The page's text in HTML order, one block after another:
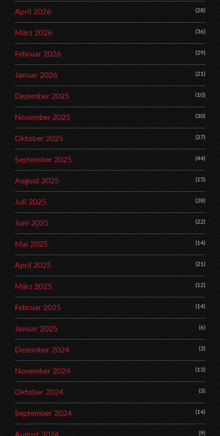
April 2026 (28)
März 2026 (36)
Februar 2026 (29)
Januar 2026 (21)
Dezember 2025 (10)
November 2025 (30)
Oktober 2025 (27)
September 2025 (44)
August 2025 (15)
Juli 2025 (28)
Juni 2025 (22)
Mai 2025 (14)
April 2025 (21)
März 2025 (12)
Februar 2025 (14)
Januar 2025 (6)
Dezember 2024 (3)
November 2024 (13)
Oktober 2024 (3)
September 2024 (14)
(9)